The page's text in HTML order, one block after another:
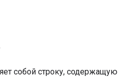
собой строку,